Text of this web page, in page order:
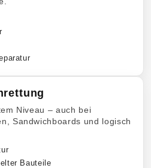
Niveau – auch bei
Sandwichboards und logisch
Bauteile